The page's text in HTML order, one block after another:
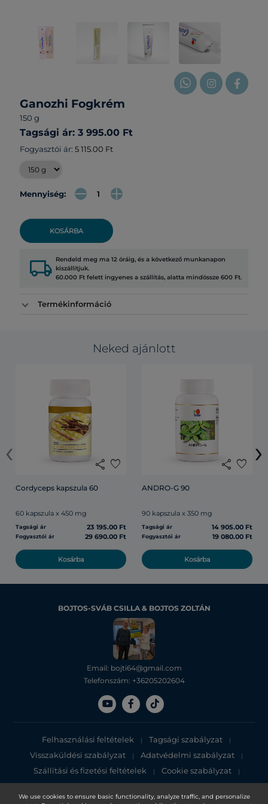
We use cookies to ensure basic functionality, analyze traffic, and personalize
Ganozhi Fogkrém
150 g
Tagsági ár: 3 995.00 Ft
Fogyasztói ár: 5 115.00 Ft
Mennyiség:
KOSÁRBA
local_shipping Rendeld meg ma 12 óráig, és a következő munkanapon
kiszállítjuk.
60.000 Ft felett ingyenes a szállítás, alatta mindössze 600 Ft.
Termékinformáció
Neked ajánlott
share favorite
Cordyceps kapszula 60
60 kapszula x 450 mg
Tagsági ár 23 195.00 Ft
Fogyasztói ár 29 690.00 Ft
Kosárba
share favorite
ANDRO-G 90
90 kapszula x 350 mg
Tagsági ár 14 905.00 Ft
Fogyasztói ár 19 080.00 Ft
Kosárba
‹ ›
BOJTOS-SVÁB CSILLA & BOJTOS ZOLTÁN
Email: bojti64@gmail.com
Telefonszám: +36205202604
Felhasználási feltételek | Tagsági szabályzat |
Visszaküldési szabályzat | Adatvédelmi szabályzat |
Szállítási és fizetési feltételek | Cookie szabályzat |
Adatvédelmi tájékoztató